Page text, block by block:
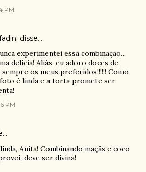
PM
disse…
experimentei essa combinação...
delícia! Aliás, eu adoro doces de
os meus preferidos!!!!!! Como
é linda e a torta promete ser
PM
Anita! Combinando maçãs e coco
deve ser divina!